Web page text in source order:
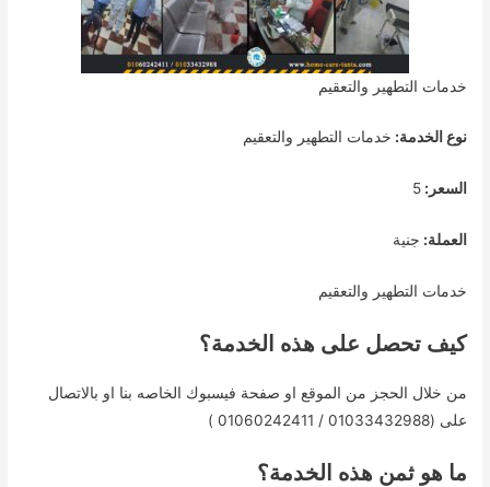
خدمات التطهير والتعقيم
نوع الخدمة: خدمات التطهير والتعقيم
السعر:5
العملة: جنية
خدمات التطهير والتعقيم
كيف تحصل على هذه الخدمة؟
من خلال الحجز من الموقع او صفحة فيسبوك الخاصه بنا او بالاتصال
على (01033432988 / 01060242411 )
ما هو ثمن هذه الخدمة؟